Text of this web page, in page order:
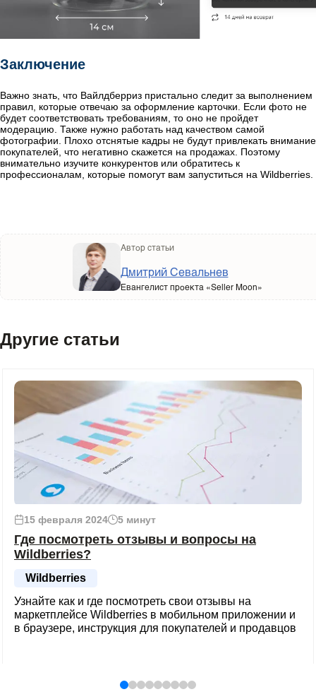
Заключение
Важно знать, что Вайлдберриз пристально следит за выполнением
правил, которые отвечаю за оформление карточки. Если фото не
будет соответствовать требованиям, то оно не пройдет
модерацию. Также нужно работать над качеством самой
фотографии. Плохо отснятые кадры не будут привлекать внимание
покупателей, что негативно скажется на продажах. Поэтому
внимательно изучите конкурентов или обратитесь к
профессионалам, которые помогут вам запуститься на Wildberries.
Автор статьи
Дмитрий Севальнев
Евангелист проекта «Seller Moon»
Другие статьи
15 февраля 2024 5 минут
Где посмотреть отзывы и вопросы на
Wildberries?
Wildberries
Узнайте как и где посмотреть свои отзывы на
маркетплейсе Wildberries в мобильном приложении и
в браузере, инструкция для покупателей и продавцов